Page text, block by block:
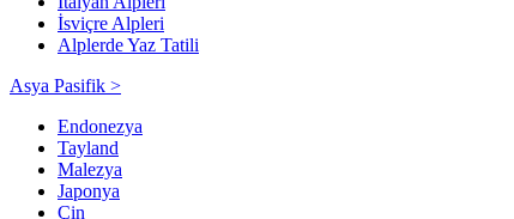
İsviçre Alpleri
Alplerde Yaz Tatili
Asya Pasifik >
Endonezya
Tayland
Malezya
Japonya
Çin